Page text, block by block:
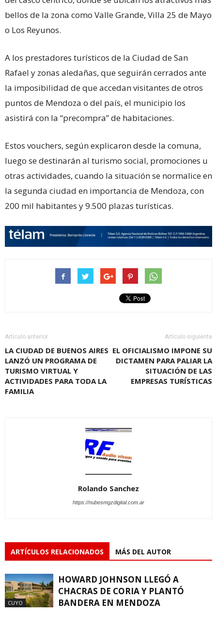
bellos de la zona como Valle Grande, Villa 25 de Mayo
o Los Reyunos.
A los prestadores turísticos de la Ciudad de San
Rafael y zonas aledañas, que seguirán cerrados ante
la imposibilidad de que accedan visitantes de otros
puntos de Mendoza o del país, el municipio los
asistirá con la “precompra” de habitaciones.
Estos vouchers, según explicaron desde la comuna,
luego se destinarán al turismo social, promociones u
otras actividades, cuando la situación se normalice en
la segunda ciudad en importancia de Mendoza, con
200 mil habitantes y 9.500 plazas turísticas.
Artículo anterior
LA CIUDAD DE BUENOS AIRES
LANZÓ UN PROGRAMA DE
TURISMO VIRTUAL Y
ACTIVIDADES PARA TODA LA
FAMILIA
Artículo siguiente
EL OFICIALISMO IMPONE SU
DICTAMEN PARA PALIAR LA
SITUACIÓN DE LAS
EMPRESAS TURÍSTICAS
Rolando Sanchez
https://nubesmgzdigital.com.ar
ARTÍCULOS RELACIONADOS MÁS DEL AUTOR
CUYO
HOWARD JOHNSON LLEGÓ A
CHACRAS DE CORIA Y PLANTÓ
BANDERA EN MENDOZA